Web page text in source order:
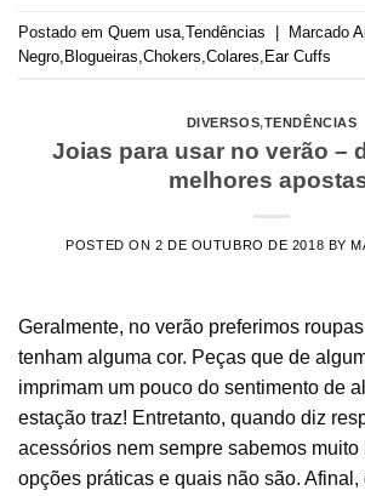
Postado em Quem usa Tendências | Marcado
Negro Blogueiras Chokers Colares Ear Cuffs
DIVERSOS,TENDÊNCIAS
Joias para usar no verão –
melhores
POSTED ON 2 DE OUTUBRO DE 2018 BY
Geralmente, no verão preferimos
tenham alguma cor. Peças que de
imprimam um pouco do sentimento de
estação traz! Entretanto, quando diz
acessórios nem sempre sabemos
opções práticas e quais não são. Afinal,